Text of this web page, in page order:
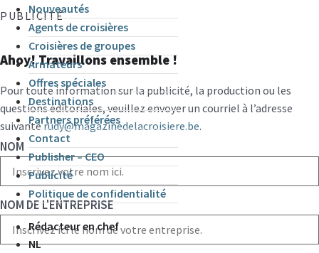
Nouveautés
Agents de croisières
Croisières de groupes
Armateurs
Offres spéciales
Destinations
Partners préférées
Contact
Publisher – CEO
Publicité
Politique de confidentialité
Rédacteur en chef
NL
PUBLICITÉ
Ahoy! Travaillons ensemble !
Pour toute information sur la publicité, la production ou les
questions éditoriales, veuillez envoyer un courriel à l’adresse
suivanterudy@magazinedelacroisiere.be.
NOM
NOM DE L'ENTREPRISE